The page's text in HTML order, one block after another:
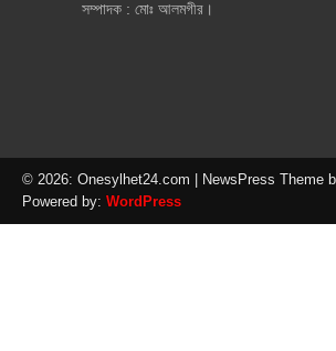
সম্পাদক : মোঃ আলমগীর।
© 2026: Onesylhet24.com | NewsPress Theme
Powered by: WordPress